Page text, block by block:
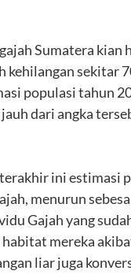
Sumatera kian
kehilangan sekitar
populasi tahun
dari angka
ini estimasi
menurun
Gajah yang
mereka
liar juga